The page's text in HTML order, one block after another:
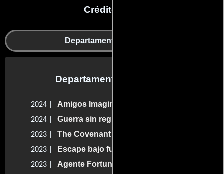
Créditos en:
Departamento de sonido
Departamento de sonido
2024 | Amigos Imaginarios
2024 | Guerra sin reglas
2023 | The Covenant
2023 | Escape bajo fuego
2023 | Agente Fortune: El gran engaño